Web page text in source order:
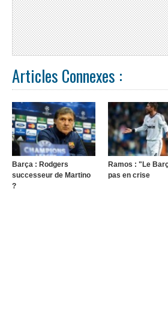
Articles Connexes :
Barça : Rodgers
successeur de Martino
?
Ramos : "Le
pas en crise